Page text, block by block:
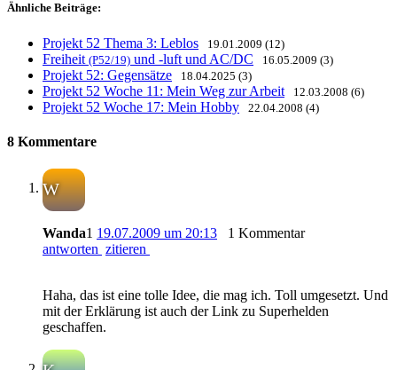
Ähnliche Beiträge:
Projekt 52 Thema 3: Leblos 19.01.2009 (12)
Freiheit (P52/19) und -luft und AC/DC 16.05.2009 (3)
Projekt 52: Gegensätze 18.04.2025 (3)
Projekt 52 Woche 11: Mein Weg zur Arbeit 12.03.2008 (6)
Projekt 52 Woche 17: Mein Hobby 22.04.2008 (4)
8 Kommentare
W
Wanda1 19.07.2009 um 20:13
1 Kommentar
antworten zitieren
Haha, das ist eine tolle Idee, die mag ich. Toll umgesetzt. Und
mit der Erklärung ist auch der Link zu Superhelden
geschaffen.